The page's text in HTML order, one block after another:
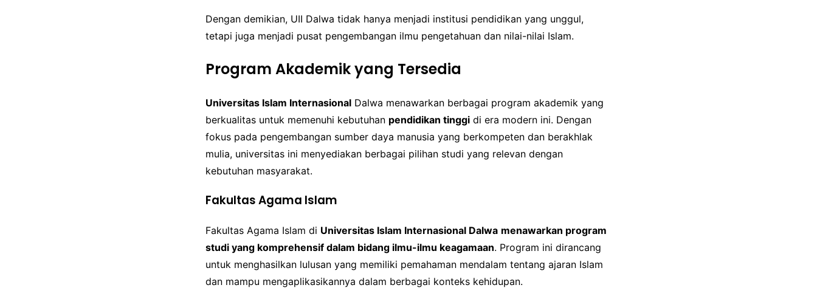
Dengan demikian, UII Dalwa tidak hanya menjadi institusi pendidikan yang unggul,
tetapi juga menjadi pusat pengembangan ilmu pengetahuan dan nilai-nilai Islam.
Program Akademik yang Tersedia
Universitas Islam Internasional Dalwa menawarkan berbagai program akademik yang
berkualitas untuk memenuhi kebutuhan pendidikan tinggi di era modern ini. Dengan
fokus pada pengembangan sumber daya manusia yang berkompeten dan berakhlak
mulia, universitas ini menyediakan berbagai pilihan studi yang relevan dengan
kebutuhan masyarakat.
Fakultas Agama Islam
Fakultas Agama Islam di Universitas Islam Internasional Dalwa menawarkan program
studi yang komprehensif dalam bidang ilmu-ilmu keagamaan. Program ini dirancang
untuk menghasilkan lulusan yang memiliki pemahaman mendalam tentang ajaran Islam
dan mampu mengaplikasikannya dalam berbagai konteks kehidupan.